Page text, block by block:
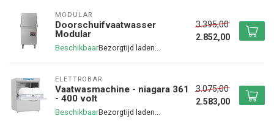
MODULAR
Doorschuifvaatwasser
Modular
Beschikbaar
3.395,00
2.852,00
ELETTROBAR
Vaatwasmachine - niagara 361
- 400 volt
Beschikbaar
3.075,00
2.583,00